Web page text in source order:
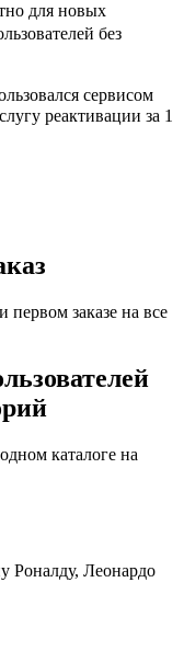
для новых
без
сервисом
реактивации за 1
заказе на все
каталоге на
Леонардо